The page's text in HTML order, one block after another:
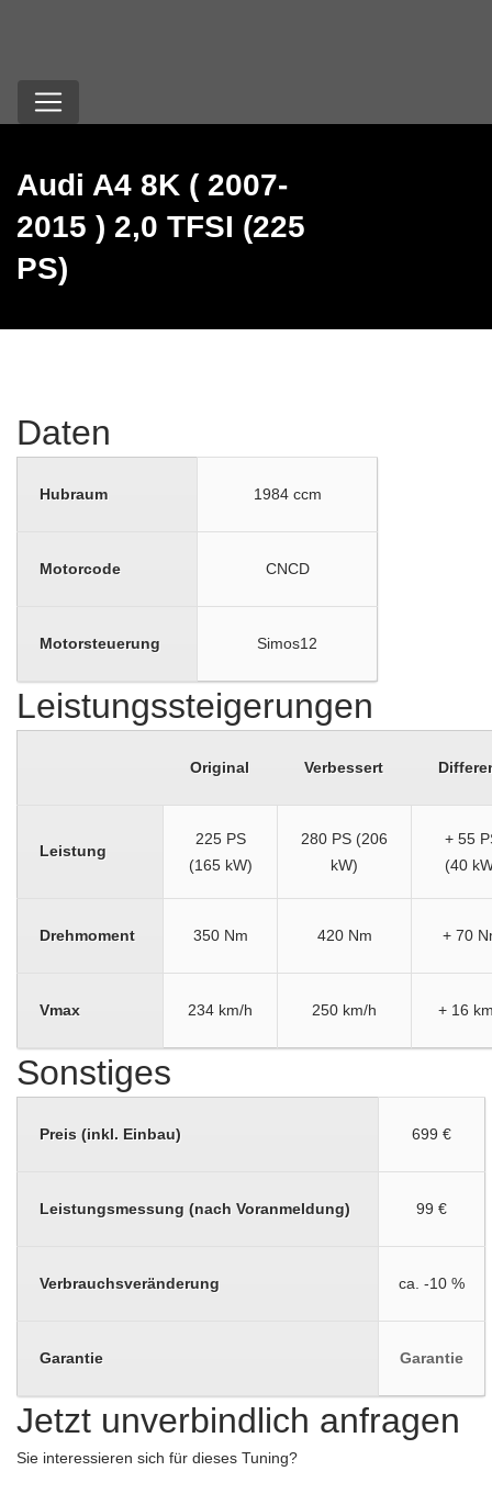
Audi A4 8K ( 2007-
2015 ) 2,0 TFSI (225
PS)
Daten
Hubraum 1984 ccm
Motorcode CNCD
Motorsteuerung Simos12
Leistungssteigerungen
Original Verbessert
Leistung
225 PS
(165 kW)
280 PS (206
kW)
+ 55
(40
Drehmoment 350 Nm 420 Nm + 70
Vmax 234 km/h 250 km/h + 16
Sonstiges
Preis (inkl. Einbau) 699 €
Leistungsmessung (nach Voranmeldung) 99 €
Verbrauchsveränderung ca. -10 %
Garantie Garantie
Jetzt unverbindlich anfragen
Sie interessieren sich für dieses Tuning?